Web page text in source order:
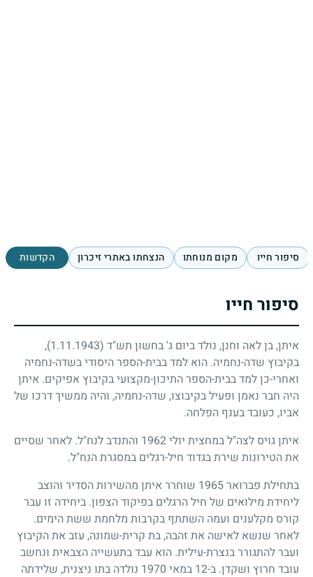
סיפור חייו מקום מנוחתו הנצחתו באתרי זיכרון הקדשות
סיפור חייו
איתן, בן לאה וחנן, נולד ביום ג' בחשון תש"ד (1.11.1943)
,
בקיבוץ שדה-נחמיה. הוא למד בבית-הספר היסודי בשדה-נחמיה
ואחרי-כן למד בבית-הספר התיכון-מקצועי בקיבוץ אפיקים. איתן
היה חבר נאמן ופעיל בקיבוצו, שדה-נחמיה, והיה ממשיך דרכו של
אביו, כעובד בענף הפלחה.
איתן גויס לצה"ל במחצית יולי1962 והתנדב לנח"ל. לאחר שסיים
את הטירונות שירת בגדוד חיל-רגלים במסגרת הנח"ל.
בתחילת פברואר1965 שוחרר איתן מהשירות הסדיר והוצב
ליחידת מילואים של חיל הרגלים בפיקוד הצפון. ביחידה זו עבר
קורס מקלענים ועמה השתתף בקרבות מלחמת ששת הימים.
לאחר שנשא לאישה את זהבה, בת קרית-שמונה, עזב את הקיבוץ
ועבר להתגורר בנצרת-עילית. הוא עבד בתעשייה הצבאית ונחשב
עובד חרוץ ושקדן. ב-12 במאי 1970 נולדה בתו ניצנית, שלידתה